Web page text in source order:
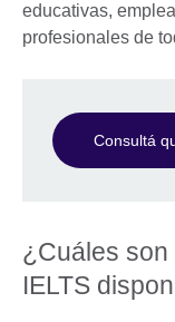
educativas,
profesionales de
Consultá
¿Cuáles
IELTS